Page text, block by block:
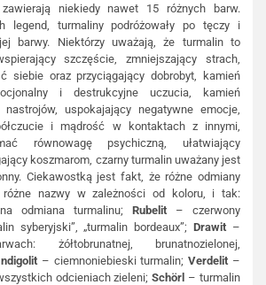
zawierają niekiedy nawet 15 różnych barw.
legend, turmaliny podróżowały po tęczy i
barwy. Niektórzy uważają, że turmalin to
szczęście, zmniejszający strach,
siebie oraz przyciągający dobrobyt, kamień
i destrukcyjne uczucia, kamień
nastrojów, uspokajający negatywne emocje,
i mądrość w kontaktach z innymi,
równowagę psychiczną, ułatwiający
koszmarom, czarny turmalin uważany jest
Ciekawostką jest fakt, że różne odmiany
różne nazwy w zależności od koloru, i tak:
odmiana turmalinu; Rubelit – czerwony
syberyjski”, „turmalin bordeaux”;Drawit –
żółtobrunatnej, brunatnozielonej,
– ciemnoniebieski turmalin;Verdelit –
odcieniach zieleni;Schörl – turmalin